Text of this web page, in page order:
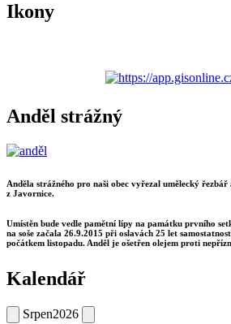
Ikony
Anděl strážný
Anděla strážného pro naši obec vyřezal umělecký řezbář
z Javornice.
Umístěn bude vedle pamětní lípy na památku prvního
na soše začala 26.9.2015 při oslavách 25 let
počátkem listopadu. Anděl je ošetřen olejem proti
Kalendář
Srpen2026